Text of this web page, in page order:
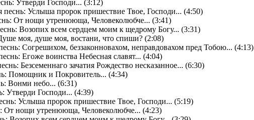
Утверди Господи... (3:12)
Услыша пророк пришествие Твое, Господи... (4:50)
От нощи утренююща, Человеколюбче... (3:41)
Возопих всем сердцем моим к щедрому Богу... (3:31)
моя, душе моя, востани, что спиши? (2:08)
Согрешихом, беззаконновахом, неправдовахом пред Тобою... (4:13)
Егоже воинства Небесная славят... (4:04)
Безсеменнаго зачатия Рождество несказанное... (6:30)
Помощник и Покровитель... (4:34)
Вонми небо... (6:31)
Утверди Господи... (4:39)
Услыша пророк пришествие Твое, Господи... (5:19)
От нощи утренююща, Человеколюбче... (4:23)